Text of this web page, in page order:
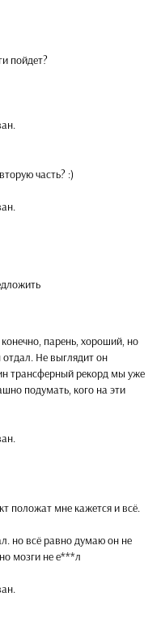
пойдет?
часть? :)
парень, хороший, но
Не выглядит он
трансферный рекорд мы уже
подумать, кого на эти
положат мне кажется и всё.
но всё равно думаю он не
мозги не е***л